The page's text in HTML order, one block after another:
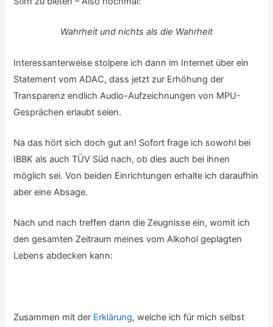
Wahrheit und nichts als die Wahrheit
Interessanterweise stolpere ich dann im Internet über ein
Statement vom ADAC, dass jetzt zur Erhöhung der
Transparenz endlich Audio-Aufzeichnungen von MPU-
Gesprächen erlaubt seien.
Na das hört sich doch gut an! Sofort frage ich sowohl bei
IBBK als auch TÜV Süd nach, ob dies auch bei ihnen
möglich sei. Von beiden Einrichtungen erhalte ich daraufhin
aber eine Absage.
Nach und nach treffen dann die Zeugnisse ein, womit ich
den gesamten Zeitraum meines vom Alkohol geplagten
Lebens abdecken kann:
Zusammen mit der Erklärung, welche ich für mich selbst